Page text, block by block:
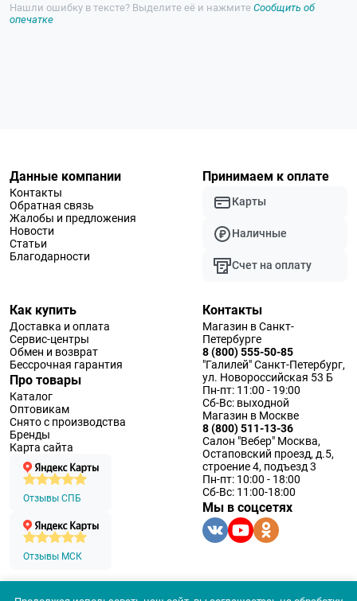
Нашли ошибку в тексте? Выделите её и нажмите Сообщить об
опечатке
Данные компании
Контакты
Обратная связь
Жалобы и предложения
Новости
Статьи
Благодарности
Принимаем к оплате
Карты
Наличные
Счет на оплату
Как купить
Доставка и оплата
Сервис-центры
Обмен и возврат
Бессрочная гарантия
Про товары
Каталог
Оптовикам
Снято с производства
Бренды
Карта сайта
Отзывы СПБ
Отзывы МСК
Контакты
Магазин в Санкт-
Петербурге
8 (800) 555-50-85
"Галилей" Санкт-Петербург,
ул. Новороссийская 53 Б
Пн-пт: 11:00 - 19:00
Сб-Вс: выходной
Магазин в Москве
8 (800) 511-13-36
Салон "Вебер" Москва,
Остаповский проезд, д.5,
строение 4, подъезд 3
Пн-пт: 10:00 - 18:00
Сб-Вс: 11:00-18:00
Мы в соцсетях